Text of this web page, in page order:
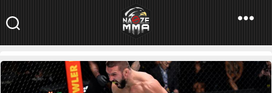
NaszeMMA
NaszeMMA.pl»Aktualności»Świat»UFC»Dawson zdradził
najbliższego rywala Gamrota?